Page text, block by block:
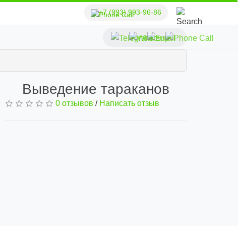
+7 (993) 993-96-86
Выведение тараканов
0 отзывов / Написать отзыв